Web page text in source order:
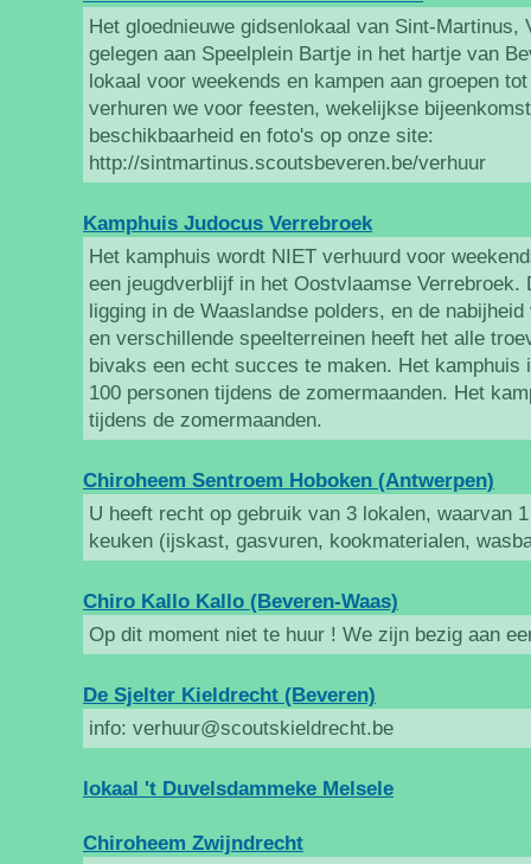
Het gloednieuwe gidsenlokaal van Sint-Martinus,
gelegen aan Speelplein Bartje in het hartje van
lokaal voor weekends en kampen aan groepen
verhuren we voor feesten, wekelijkse
beschikbaarheid en foto's op onze site:
http://sintmartinus.scoutsbeveren.be/verhuur
Kamphuis Judocus Verrebroek
Het kamphuis wordt NIET verhuurd voor
een jeugdverblijf in het Oostvlaamse Verrebroek.
ligging in de Waaslandse polders, en de
en verschillende speelterreinen heeft het alle
bivaks een echt succes te maken. Het kamphuis
100 personen tijdens de zomermaanden. Het
tijdens de zomermaanden.
Chiroheem Sentroem Hoboken (Antwerpen)
U heeft recht op gebruik van 3 lokalen, waarvan
keuken (ijskast, gasvuren, kookmaterialen,
Chiro Kallo Kallo (Beveren-Waas)
Op dit moment niet te huur ! We zijn bezig aan
De Sjelter Kieldrecht (Beveren)
info: verhuur@scoutskieldrecht.be
lokaal 't Duvelsdammeke Melsele
Chiroheem Zwijndrecht